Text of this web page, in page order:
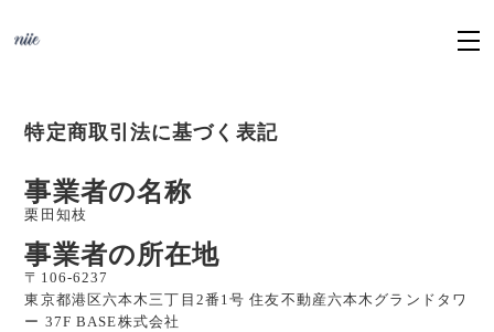
特定商取引法に基づく表記
事業者の名称
栗田知枝
事業者の所在地
〒106-6237
東京都港区六本木三丁目2番1号 住友不動産六本木グランドタワ
ー 37F BASE株式会社